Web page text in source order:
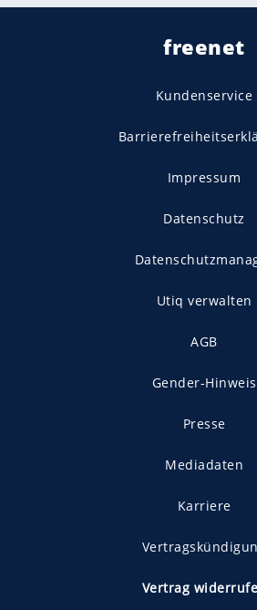
freenet
Kundenservice
Impressum
Datenschutz
Utiq verwalten
AGB
Gender-Hinweis
Presse
Mediadaten
Karriere
Vertrag